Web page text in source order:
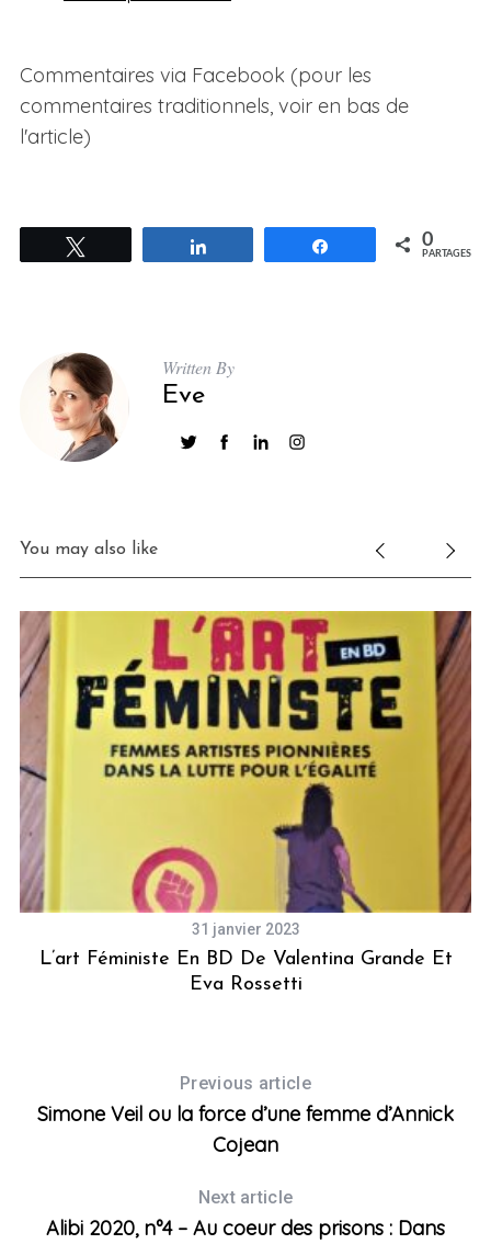
Commentaires via Facebook (pour les
commentaires traditionnels, voir en bas de
l'article)
Partagez 0
PARTAGES
Written By
Eve
You may also like
31 janvier 2023
L’art Féministe En BD De Valentina Grande Et
Eva Rossetti
Previous article
Simone Veil ou la force d’une femme d’Annick
Cojean
Next article
Alibi 2020, n°4 – Au coeur des prisons : Dans